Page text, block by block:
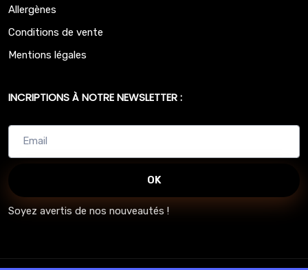
Allergènes
Conditions de vente
Mentions légales
INCRIPTIONS À NOTRE NEWSLETTER :
OK
Soyez avertis de nos nouveautés !